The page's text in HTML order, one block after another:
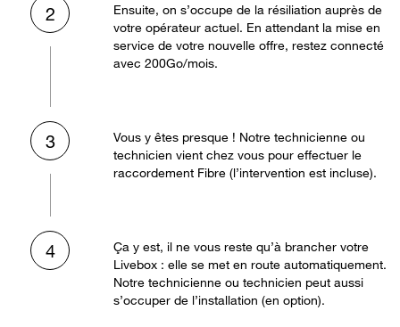
2
Ensuite, on s’occupe de la résiliation auprès de
votre opérateur actuel. En attendant la mise en
service de votre nouvelle offre, restez connecté
avec 200Go/mois.
3
Vous y êtes presque ! Notre technicienne ou
technicien vient chez vous pour effectuer le
raccordement Fibre (l’intervention est incluse).
4
Ça y est, il ne vous reste qu’à brancher votre
Livebox : elle se met en route automatiquement.
Notre technicienne ou technicien peut aussi
s’occuper de l’installation (en option).